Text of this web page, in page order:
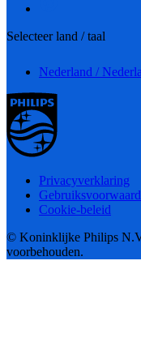
Selecteer land / taal
Nederland /
Privacyverklaring
Cookie-beleid
© Koninklijke Philips
voorbehouden.